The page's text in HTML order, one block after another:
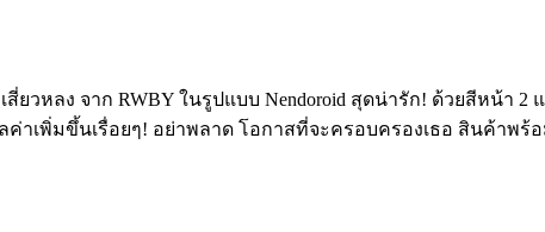
วหลง จาก RWBY ในรูปแบบ Nendoroid สุดน่ารัก! ด้วยสีหน้า
าเพิ่มขึ้นเรื่อยๆ! อย่าพลาด โอกาสที่จะครอบครองเธอ สินค้าพร้